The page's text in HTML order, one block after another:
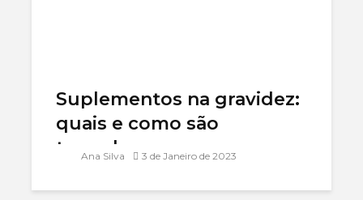
Suplementos na gravidez:
quais e como são
tomados
Ana Silva 3 de Janeiro de 2023